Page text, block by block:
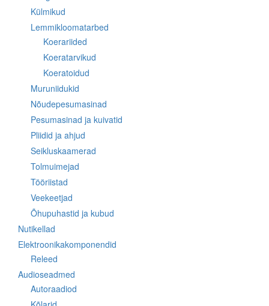
Külmikud
Lemmikloomatarbed
Koerariided
Koeratarvikud
Koeratoidud
Muruniidukid
Nõudepesumasinad
Pesumasinad ja kuivatid
Pliidid ja ahjud
Seikluskaamerad
Tolmuimejad
Tööriistad
Veekeetjad
Õhupuhastid ja kubud
Nutikellad
Elektroonikakomponendid
Releed
Audioseadmed
Autoraadiod